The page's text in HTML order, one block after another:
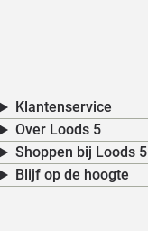
Klantenservice
Over Loods 5
Shoppen bij Loods 5
Blijf op de hoogte